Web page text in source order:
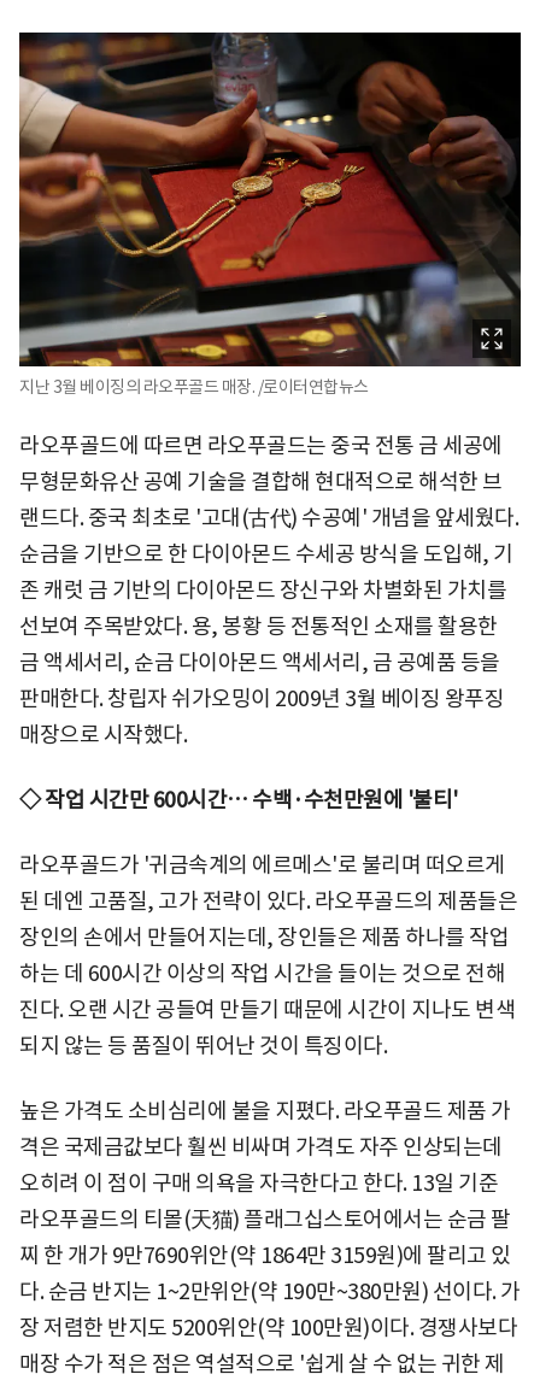
지난 3월 베이징의 라오푸골드 매장. /로이터연합뉴스
라오푸골드에 따르면 라오푸골드는 중국 전통 금 세공에
무형문화유산 공예 기술을 결합해 현대적으로 해석한 브
랜드다. 중국 최초로 '고대(古代) 수공예' 개념을 앞세웠다.
순금을 기반으로 한 다이아몬드 수세공 방식을 도입해, 기
존 캐럿 금 기반의 다이아몬드 장신구와 차별화된 가치를
선보여 주목받았다. 용, 봉황 등 전통적인 소재를 활용한
금 액세서리, 순금 다이아몬드 액세서리, 금 공예품 등을
판매한다. 창립자 쉬가오밍이 2009년 3월 베이징 왕푸징
매장으로 시작했다.
◇ 작업 시간만 600시간… 수백·수천만원에 '불티'
라오푸골드가 '귀금속계의 에르메스'로 불리며 떠오르게
된 데엔 고품질, 고가 전략이 있다. 라오푸골드의 제품들은
장인의 손에서 만들어지는데, 장인들은 제품 하나를 작업
하는 데 600시간 이상의 작업 시간을 들이는 것으로 전해
진다. 오랜 시간 공들여 만들기 때문에 시간이 지나도 변색
되지 않는 등 품질이 뛰어난 것이 특징이다.
높은 가격도 소비심리에 불을 지폈다. 라오푸골드 제품 가
격은 국제금값보다 훨씬 비싸며 가격도 자주 인상되는데
오히려 이 점이 구매 의욕을 자극한다고 한다. 13일 기준
라오푸골드의 티몰(天猫) 플래그십스토어에서는 순금 팔
찌 한 개가 9만7690위안(약 1864만 3159원)에 팔리고 있
다. 순금 반지는 1~2만위안(약 190만~380만원) 선이다. 가
장 저렴한 반지도 5200위안(약 100만원)이다. 경쟁사보다
매장 수가 적은 점은 역설적으로 '쉽게 살 수 없는 귀한 제